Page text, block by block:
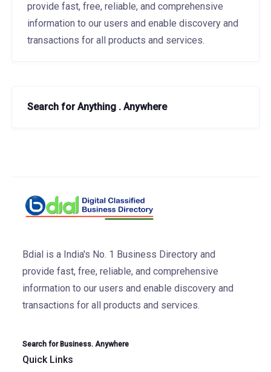
provide fast, free, reliable, and comprehensive
information to our users and enable discovery and
transactions for all products and services.
Search for Anything . Anywhere
Bdial is a India's No. 1 Business Directory and
provide fast, free, reliable, and comprehensive
information to our users and enable discovery and
transactions for all products and services.
Search for Business. Anywhere
Quick Links